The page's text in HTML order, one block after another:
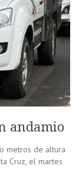
andamio
metros de altura
Cruz, el martes